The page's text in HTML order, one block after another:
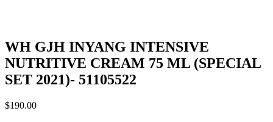
WH GJH INYANG INTENSIVE
NUTRITIVE CREAM 75 ML (SPECIAL
SET 2021)- 51105522
$190.00